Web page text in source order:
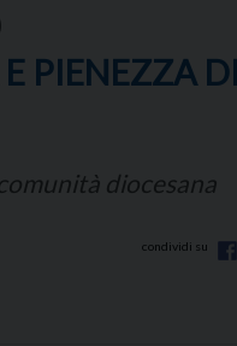
PIENEZZA DI
diocesana